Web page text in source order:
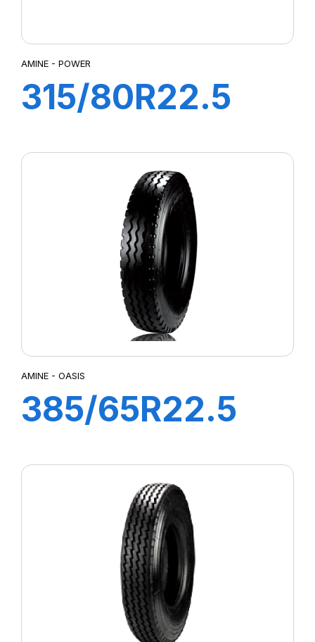
AMINE - POWER
315/80R22.5
154/150M
AMINE - OASIS
385/65R22.5